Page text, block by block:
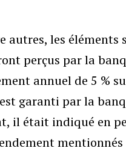
les éléments
perçus par la
annuel de 5 %
est garanti par la
il était indiqué en